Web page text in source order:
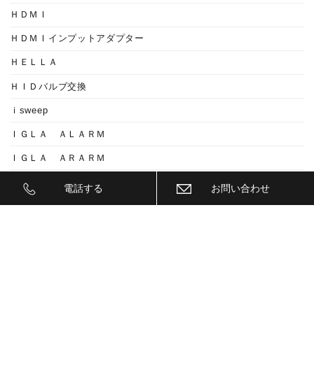
ＨＤＭＩ
ＨＤＭＩインプットアダプター
ＨＥＬＬＡ
ＨＩＤバルブ交換
ｉsweep
ＩＧＬＡ ＡＬＡＲＭ
ＩＧＬＡ ＡＲＡＲＭ
ＩＧＬＡ２+
ＩＩＤ
電話する お問い合わせ